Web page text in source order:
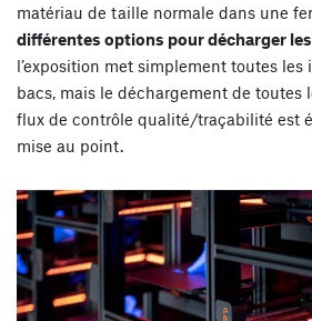
matériau de taille normale dans une
différentes options pour décharger
l’exposition met simplement toutes les
bacs, mais le déchargement de toutes
flux de contrôle qualité/traçabilité est
mise au point.